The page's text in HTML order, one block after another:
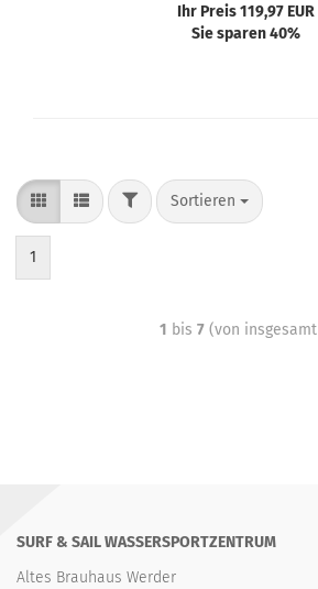
Ihr Preis 119,97 EUR
Sie sparen 40%
Sortieren
1
1 bis 7(von insgesamt
SURF & SAIL WASSERSPORTZENTRUM
Altes Brauhaus Werder